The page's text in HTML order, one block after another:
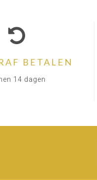
BETALEN
14 dagen